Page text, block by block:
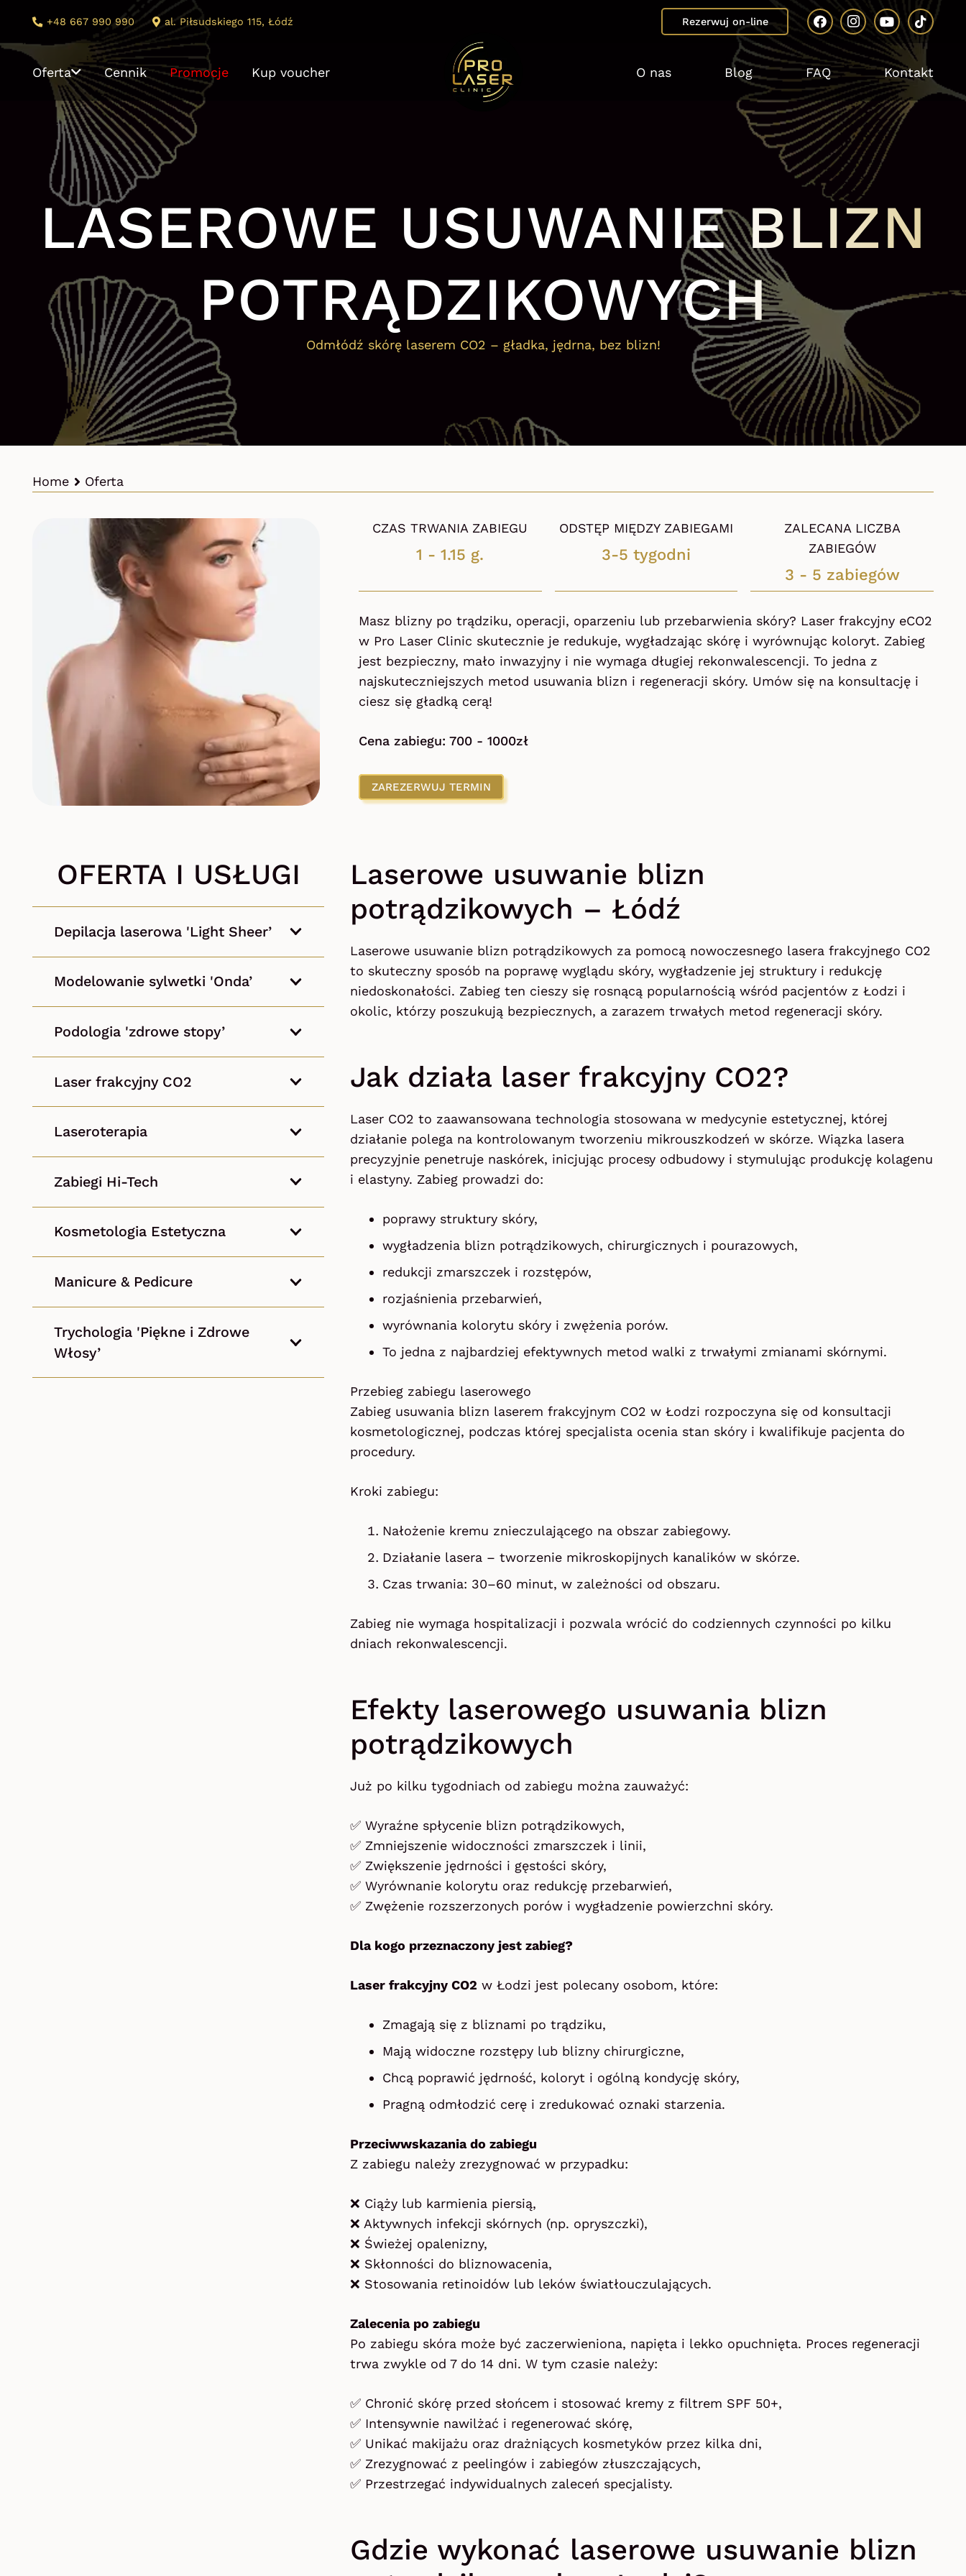
+48 667 990 990 al. Piłsudskiego 115, Łódź Rezerwuj on-line
Oferta Cennik Promocje Kup voucher O nas Blog FAQ Kontakt
LASEROWE USUWANIE BLIZN
POTRĄDZIKOWYCH
Odmłódź skórę laserem CO2 – gładka, jędrna, bez blizn!
Home Oferta
CZAS TRWANIA ZABIEGU
1 - 1.15 g.
ODSTĘP MIĘDZY ZABIEGAMI
3-5 tygodni
ZALECANA LICZBA
ZABIEGÓW
3 - 5 zabiegów
Masz blizny po trądziku, operacji, oparzeniu lub przebarwienia skóry? Laser frakcyjny eCO2
w Pro Laser Clinic skutecznie je redukuje, wygładzając skórę i wyrównując koloryt. Zabieg
jest bezpieczny, mało inwazyjny i nie wymaga długiej rekonwalescencji. To jedna z
najskuteczniejszych metod usuwania blizn i regeneracji skóry. Umów się na konsultację i
ciesz się gładką cerą!
Cena zabiegu: 700 - 1000zł
ZAREZERWUJ TERMIN
OFERTA I USŁUGI
Depilacja laserowa 'Light Sheer’
Modelowanie sylwetki 'Onda’
Podologia 'zdrowe stopy’
Laser frakcyjny CO2
Laseroterapia
Zabiegi Hi-Tech
Kosmetologia Estetyczna
Manicure & Pedicure
Trychologia 'Piękne i Zdrowe
Włosy’
Laserowe usuwanie blizn
potrądzikowych – Łódź
Laserowe usuwanie blizn potrądzikowych za pomocą nowoczesnego lasera frakcyjnego CO2
to skuteczny sposób na poprawę wyglądu skóry, wygładzenie jej struktury i redukcję
niedoskonałości. Zabieg ten cieszy się rosnącą popularnością wśród pacjentów z Łodzi i
okolic, którzy poszukują bezpiecznych, a zarazem trwałych metod regeneracji skóry.
Jak działa laser frakcyjny CO2?
Laser CO2 to zaawansowana technologia stosowana w medycynie estetycznej, której
działanie polega na kontrolowanym tworzeniu mikrouszkodzeń w skórze. Wiązka lasera
precyzyjnie penetruje naskórek, inicjując procesy odbudowy i stymulując produkcję kolagenu
i elastyny. Zabieg prowadzi do:
poprawy struktury skóry,
wygładzenia blizn potrądzikowych, chirurgicznych i pourazowych,
redukcji zmarszczek i rozstępów,
rozjaśnienia przebarwień,
wyrównania kolorytu skóry i zwężenia porów.
To jedna z najbardziej efektywnych metod walki z trwałymi zmianami skórnymi.
Przebieg zabiegu laserowego
Zabieg usuwania blizn laserem frakcyjnym CO2 w Łodzi rozpoczyna się od konsultacji
kosmetologicznej, podczas której specjalista ocenia stan skóry i kwalifikuje pacjenta do
procedury.
Kroki zabiegu:
Nałożenie kremu znieczulającego na obszar zabiegowy.
Działanie lasera – tworzenie mikroskopijnych kanalików w skórze.
Czas trwania: 30–60 minut, w zależności od obszaru.
Zabieg nie wymaga hospitalizacji i pozwala wrócić do codziennych czynności po kilku
dniach rekonwalescencji.
Efekty laserowego usuwania blizn
potrądzikowych
Już po kilku tygodniach od zabiegu można zauważyć:
✅ Wyraźne spłycenie blizn potrądzikowych,
✅ Zmniejszenie widoczności zmarszczek i linii,
✅ Zwiększenie jędrności i gęstości skóry,
✅ Wyrównanie kolorytu oraz redukcję przebarwień,
✅ Zwężenie rozszerzonych porów i wygładzenie powierzchni skóry.
Dla kogo przeznaczony jest zabieg?
Laser frakcyjny CO2 w Łodzi jest polecany osobom, które:
Zmagają się z bliznami po trądziku,
Mają widoczne rozstępy lub blizny chirurgiczne,
Chcą poprawić jędrność, koloryt i ogólną kondycję skóry,
Pragną odmłodzić cerę i zredukować oznaki starzenia.
Przeciwwskazania do zabiegu
Z zabiegu należy zrezygnować w przypadku:
❌ Ciąży lub karmienia piersią,
❌ Aktywnych infekcji skórnych (np. opryszczki),
❌ Świeżej opalenizny,
❌ Skłonności do bliznowacenia,
❌ Stosowania retinoidów lub leków światłouczulających.
Zalecenia po zabiegu
Po zabiegu skóra może być zaczerwieniona, napięta i lekko opuchnięta. Proces regeneracji
trwa zwykle od 7 do 14 dni. W tym czasie należy:
✅ Chronić skórę przed słońcem i stosować kremy z filtrem SPF 50+,
✅ Intensywnie nawilżać i regenerować skórę,
✅ Unikać makijażu oraz drażniących kosmetyków przez kilka dni,
✅ Zrezygnować z peelingów i zabiegów złuszczających,
✅ Przestrzegać indywidualnych zaleceń specjalisty.
Gdzie wykonać laserowe usuwanie blizn